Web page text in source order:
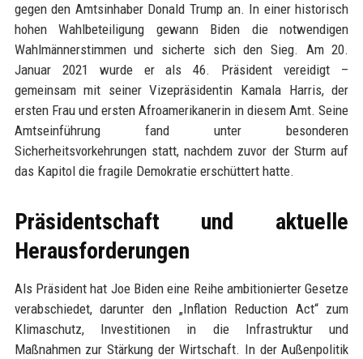
gegen den Amtsinhaber Donald Trump an. In einer historisch
hohen Wahlbeteiligung gewann Biden die notwendigen
Wahlmännerstimmen und sicherte sich den Sieg. Am 20.
Januar 2021 wurde er als 46. Präsident vereidigt –
gemeinsam mit seiner Vizepräsidentin Kamala Harris, der
ersten Frau und ersten Afroamerikanerin in diesem Amt. Seine
Amtseinführung fand unter besonderen
Sicherheitsvorkehrungen statt, nachdem zuvor der Sturm auf
das Kapitol die fragile Demokratie erschüttert hatte.
Präsidentschaft und aktuelle
Herausforderungen
Als Präsident hat Joe Biden eine Reihe ambitionierter Gesetze
verabschiedet, darunter den „Inflation Reduction Act“ zum
Klimaschutz, Investitionen in die Infrastruktur und
Maßnahmen zur Stärkung der Wirtschaft. In der Außenpolitik